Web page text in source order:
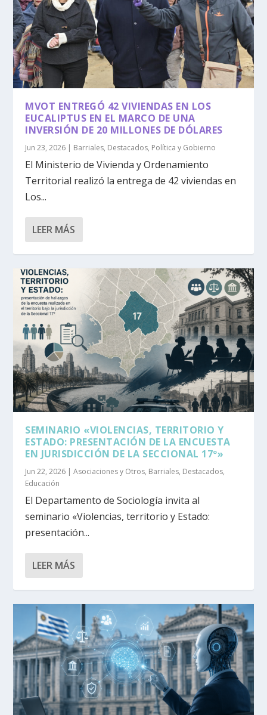
MVOT ENTREGÓ 42 VIVIENDAS EN LOS
EUCALIPTUS EN EL MARCO DE UNA
INVERSIÓN DE 20 MILLONES DE DÓLARES
Jun 23, 2026 | Barriales, Destacados, Política y Gobierno
El Ministerio de Vivienda y Ordenamiento
Territorial realizó la entrega de 42 viviendas en
Los...
LEER MÁS
SEMINARIO «VIOLENCIAS, TERRITORIO Y
ESTADO: PRESENTACIÓN DE LA ENCUESTA
EN JURISDICCIÓN DE LA SECCIONAL 17º»
Jun 22, 2026 |Asociaciones y Otros, Barriales, Destacados,
Educación
El Departamento de Sociología invita al
seminario «Violencias, territorio y Estado:
presentación...
LEER MÁS